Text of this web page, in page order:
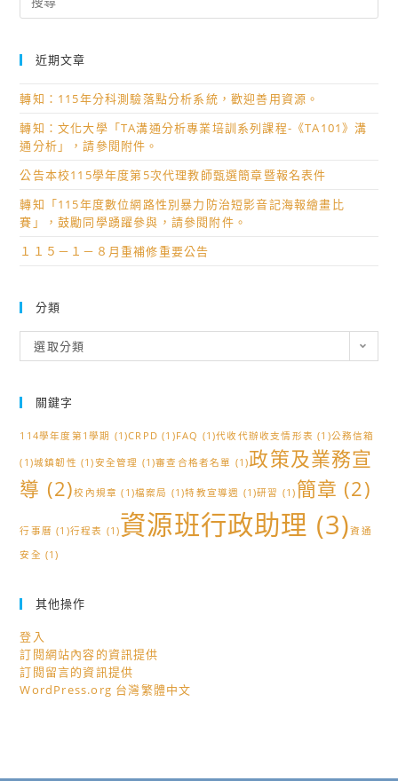
for:
近期文章
轉知：115年分科測驗落點分析系統，歡迎善用資源。
轉知：文化大學「TA溝通分析專業培訓系列課程-《TA101》溝
通分析」，請參閱附件。
公告本校115學年度第5次代理教師甄選簡章暨報名表件
轉知「115年度數位網路性別暴力防治短影音記海報繪畫比
賽」，鼓勵同學踴躍參與，請參閱附件。
１１５－１－８月重補修重要公告
分類
類
選取分類
關鍵字
114學年度第1學期 (1)CRPD (1)FAQ (1)代收代辦收支情形表 (1)公務信箱
(1)城鎮韌性 (1)安全管理 (1)審查合格者名單 (1)政策及業務宣
導 (2)校內規章 (1)檔案局 (1)特教宣導週 (1)研習 (1) 簡章 (2)
行事曆 (1)行程表 (1)資源班行政助理 (3)資通
安全 (1)
其他操作
登入
訂閱網站內容的資訊提供
訂閱留言的資訊提供
WordPress.org 台灣繁體中文